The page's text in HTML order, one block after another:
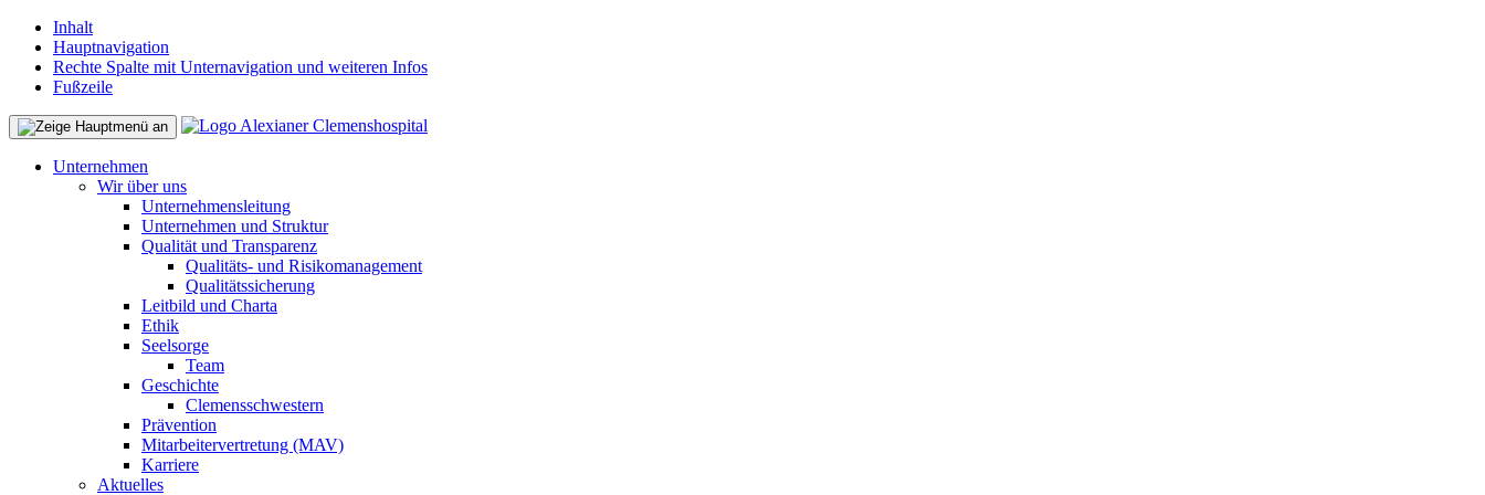
Inhalt
Hauptnavigation
Rechte Spalte mit Unternavigation und weiteren Infos
Fußzeile
Unternehmen
Wir über uns
Unternehmensleitung
Unternehmen und Struktur
Qualität und Transparenz
Qualitäts- und Risikomanagement
Qualitätssicherung
Leitbild und Charta
Ethik
Seelsorge
Team
Geschichte
Clemensschwestern
Prävention
Mitarbeitervertretung (MAV)
Karriere
Aktuelles